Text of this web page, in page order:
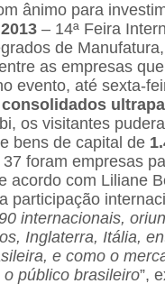
ânimo para
– 14ª Feira
de
as empresas
evento, até sexta-
os visitantes
bens de capital de
foram empresas
acordo com Liliane
participação
internacionais,
Inglaterra, Itália,
e como o
público brasileiro”,